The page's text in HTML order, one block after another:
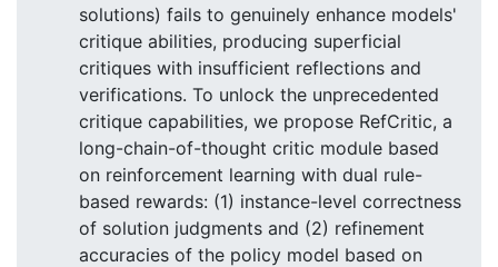
solutions) fails to genuinely enhance models'
critique abilities, producing superficial
critiques with insufficient reflections and
verifications. To unlock the unprecedented
critique capabilities, we propose RefCritic, a
long-chain-of-thought critic module based
on reinforcement learning with dual rule-
based rewards: (1) instance-level correctness
of solution judgments and (2) refinement
accuracies of the policy model based on